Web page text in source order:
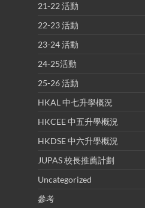
21-22 活動
22-23 活動
23-24 活動
24-25活動
25-26 活動
HKAL 中七升學概況
HKCEE 中五升學概況
HKDSE 中六升學概況
JUPAS 校長推薦計劃
Uncategorized
參考